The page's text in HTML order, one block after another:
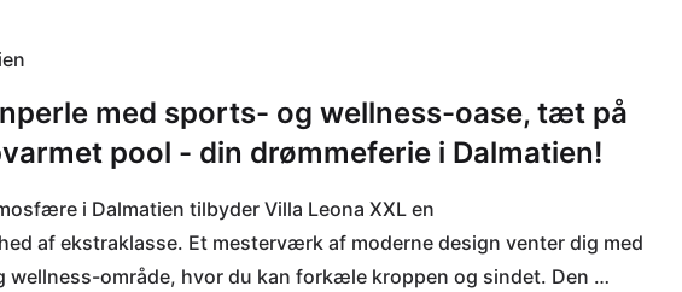
med sports- og wellness-oase, tæt på
pool - din drømmeferie i Dalmatien!
i Dalmatien tilbyder Villa Leona XXL en
af ekstraklasse. Et mesterværk af moderne design venter dig med
område, hvor du kan forkæle kroppen og sindet. Den